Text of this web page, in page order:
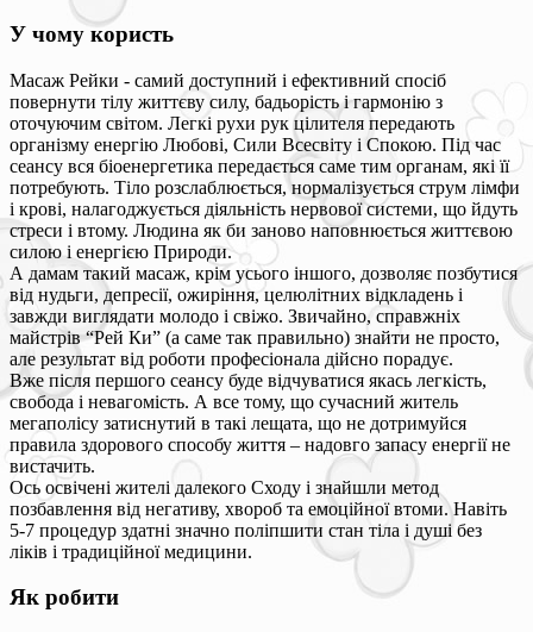
У чому користь
Масаж Рейки - самий доступний і ефективний спосіб
повернути тілу життєву силу, бадьорість і гармонію з
оточуючим світом. Легкі рухи рук цілителя передають
організму енергію Любові, Сили Всесвіту і Спокою. Під час
сеансу вся біоенергетика передається саме тим органам, які її
потребують. Тіло розслаблюється, нормалізується струм лімфи
і крові, налагоджується діяльність нервової системи, що йдуть
стреси і втому. Людина як би заново наповнюється життєвою
силою і енергією Природи.
А дамам такий масаж, крім усього іншого, дозволяє позбутися
від нудьги, депресії, ожиріння, целюлітних відкладень і
завжди виглядати молодо і свіжо. Звичайно, справжніх
майстрів “Рей Ки” (а саме так правильно) знайти не просто,
але результат від роботи професіонала дійсно порадує.
Вже після першого сеансу буде відчуватися якась легкість,
свобода і невагомість. А все тому, що сучасний житель
мегаполісу затиснутий в такі лещата, що не дотримуйся
правила здорового способу життя – надовго запасу енергії не
вистачить.
Ось освічені жителі далекого Сходу і знайшли метод
позбавлення від негативу, хвороб та емоційної втоми. Навіть
5-7 процедур здатні значно поліпшити стан тіла і душі без
ліків і традиційної медицини.
Як робити